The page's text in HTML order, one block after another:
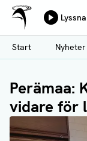
Hoppa
till
huvudinnehåll
Ålands Radio & TV
Start
Nyheter
Perämaa:
vidare för